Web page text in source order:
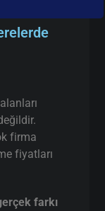
firma
fiyatları
farkı